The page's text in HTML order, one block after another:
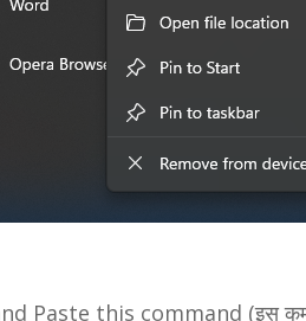
Paste this command (इस